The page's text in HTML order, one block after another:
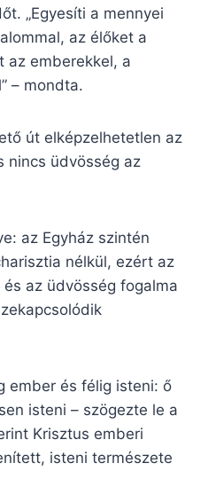
„Egyesíti a mennyei
az élőket a
az emberekkel, a
– mondta.
út elképzelhetetlen az
nincs üdvösség az
az Egyház szintén
nélkül, ezért az
az üdvösség fogalma
ember és félig isteni: ő
isteni – szögezte le a
Krisztus emberi
isteni természete